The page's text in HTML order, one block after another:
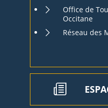
Office de
Occitane
Réseau des